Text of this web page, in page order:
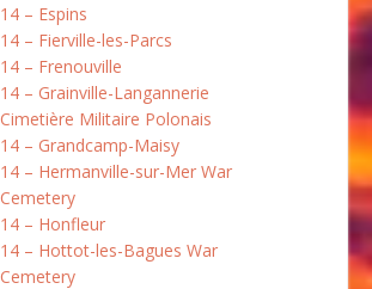
14 – Espins
14 – Fierville-les-Parcs
14 – Frenouville
14 – Grainville-Langannerie
Cimetière Militaire Polonais
14 – Grandcamp-Maisy
14 – Hermanville-sur-Mer War
Cemetery
14 – Honfleur
14 – Hottot-les-Bagues War
Cemetery